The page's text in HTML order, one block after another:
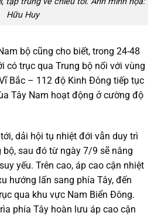
Hữu Huy
bộ cũng cho biết, trong 24-48
có trục qua Trung bộ nối với vùng
Bắc – 112 độ Kinh Đông tiếp tục
Tây Nam hoạt động ở cường độ
dải hội tụ nhiệt đới vẫn duy trì
bộ, sau đó từ ngày 7/9 sẽ nâng
yếu. Trên cao, áp cao cận nhiệt
hướng lấn sang phía Tây, đến
qua khu vực Nam Biển Đông.
phía Tây hoàn lưu áp cao cận